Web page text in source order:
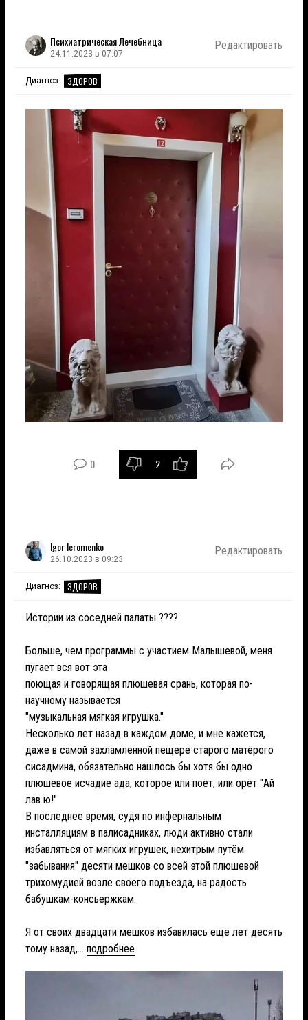
Психиатрическая Лечебница
24.11.2023 в 07:07
Редактировать
Диагноз: ЗДОРОВ
0 2
Igor Ieromenko
26.10.2023 в 09:23
Редактировать
Диагноз: ЗДОРОВ
Истории из соседней палаты ????
Больше, чем программы с участием Малышевой, меня
пугает вся вот эта
поющая и говорящая плюшевая срань, которая по-
научному называется
"музыкальная мягкая игрушка."
Несколько лет назад в каждом доме, и мне кажется,
даже в самой захламленной пещере старого матёрого
сисадмина, обязательно нашлось бы хотя бы одно
плюшевое исчадие ада, которое или поёт, или орёт "Ай
лав ю!"
В последнее время, судя по инфернальным
инсталляциям в палисадниках, люди активно стали
избавляться от мягких игрушек, нехитрым путём
"забывания" десяти мешков со всей этой плюшевой
трихомудией возле своего подъезда, на радость
бабушкам-консьержкам.
Я от своих двадцати мешков избавилась ещё лет десять
тому назад,... подробнее